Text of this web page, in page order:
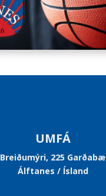
UMFÁ
Breiðumýri, 225 Garðabæ
Álftanes / Ísland